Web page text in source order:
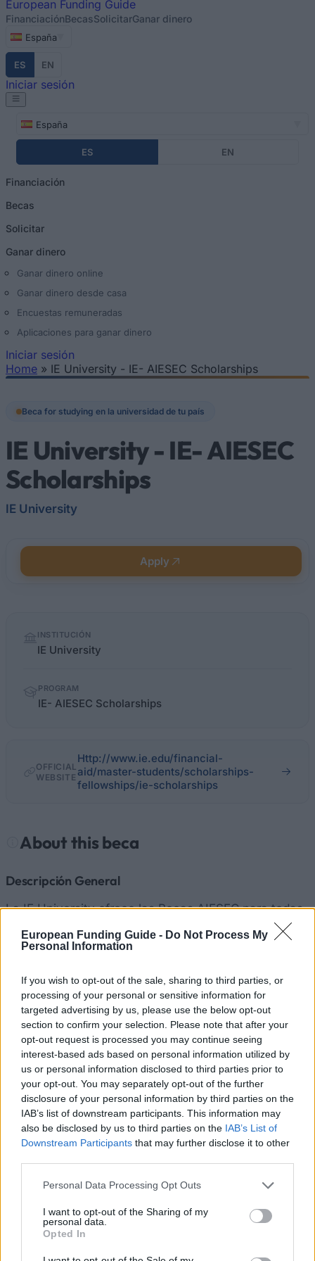
European Funding Guide - Do Not Process My
Personal Information
If you wish to opt-out of the sale, sharing to third parties, or
processing of your personal or sensitive information for
targeted advertising by us, please use the below opt-out
section to confirm your selection. Please note that after your
opt-out request is processed you may continue seeing
interest-based ads based on personal information utilized by
us or personal information disclosed to third parties prior to
your opt-out. You may separately opt-out of the further
disclosure of your personal information by third parties on the
IAB’s list of downstream participants. This information may
also be disclosed by us to third parties on the IAB’s List of
Downstream Participants that may further disclose it to other
Please note that this website/app uses one or more Google
not limited to your visit or usage behaviour. You may click to
grant or deny consent to Google and its third-party tags to
use your data for below specified purposes in below Google
consent section.
Personal Data Processing Opt Outs
I want to opt-out of the Sharing of my
personal data.
Opted In
European Funding Guide
FinanciaciónBecasSolicitarGanar dinero
España
ES EN
Iniciar sesión
España
ES EN
Financiación
Becas
Solicitar
Ganar dinero
Ganar dinero online
Ganar dinero desde casa
Encuestas remuneradas
Aplicaciones para ganar dinero
Iniciar sesión
Home » IE University - IE- AIESEC Scholarships
Beca for studying en la universidad de tu país
IE University - IE- AIESEC
Scholarships
IE University
Apply
factsINSTITUCIÓN
IE University
PROGRAM
IE- AIESEC Scholarships
OFFICIAL
WEBSITE
Http://www.ie.edu/financial-
aid/master-students/scholarships-
fellowships/ie-scholarships
About this beca
Descripción General
La IE University ofrece las Becas AIESEC para todas
las regiones y en particular: Stichting AIESEC
International (20 becas); AIESEC Austria (1 beca);
AIESEC Taiwán (1 beca).
Las becas cubrirán hasta un 25% del costo de los
programas: Máster en Gestión, Máster en Finanzas,
International LLM, Máster en Investigación de
Marcado y Comportamiento del Consumidor, Máster
en Diseño Arquitectónico, Máster en Diseño de
Espacio de Trabajo, Máster en Medio Visuales,
Máster en Comunicación Corporativa, Máster en
Relaciones Internacionales y Global MBA.
Requisitos
El Comité de Becas evaluará el proceso de admisión,
el historial académico, los antecedentes
profesionales y la verificada necesidad económica.